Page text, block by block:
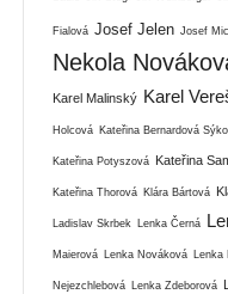
Fialová Josef Jelen Josef
Nekola
Karel Malinský Karel
Holcová Kateřina Bernardová
Kateřina Potyszová Kateřina
Kateřina Thorová Klára Bártová
Ladislav Skrbek Lenka Černá
Maierová Lenka Nováková Lenka
Nejezchlebová Lenka Zdeborová